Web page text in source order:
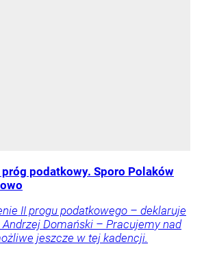
podatkowy. Sporo Polaków
II progu podatkowego – deklaruje
Domański – Pracujemy nad
jeszcze w tej kadencji.